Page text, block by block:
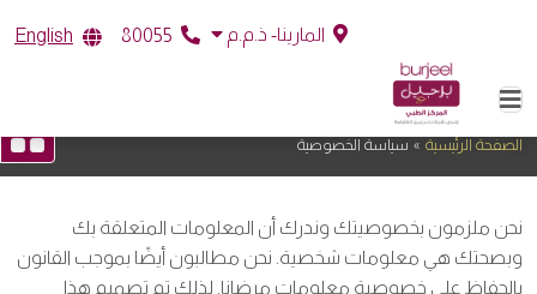
المارينا- ذ.م.م English
سياسة الخصوصية
الصفحة الرئيسية » سياسة الخصوصية
نحن ملزمون بخصوصيتك وندرك أن المعلومات المتعلقة بك
وبصحتك هي معلومات شخصية. نحن مطالبون أيضًا بموجب القانون
بالحفاظ على خصوصية معلومات مرضانا, لذلك تم تصميم هذا